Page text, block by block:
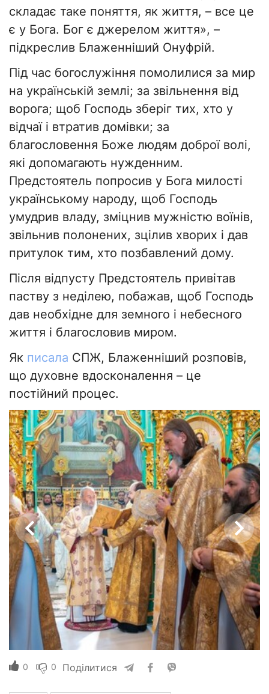
складає таке поняття, як життя, – все це
є у Бога. Бог є джерелом життя», –
підкреслив Блаженніший Онуфрій.
Під час богослужіння помолилися за мир
на українській землі; за звільнення від
ворога; щоб Господь зберіг тих, хто у
відчаї і втратив домівки; за
благословення Боже людям доброї волі,
які допомагають нужденним.
Предстоятель попросив у Бога милості
українському народу, щоб Господь
умудрив владу, зміцнив мужністю воїнів,
звільнив полонених, зцілив хворих і дав
притулок тим, хто позбавлений дому.
Після відпусту Предстоятель привітав
паству з неділею, побажав, щоб Господь
дав необхідне для земного і небесного
життя і благословив миром.
Як писала СПЖ, Блаженніший розповів,
що духовне вдосконалення – це
постійний процес.
0 0 Поділитися